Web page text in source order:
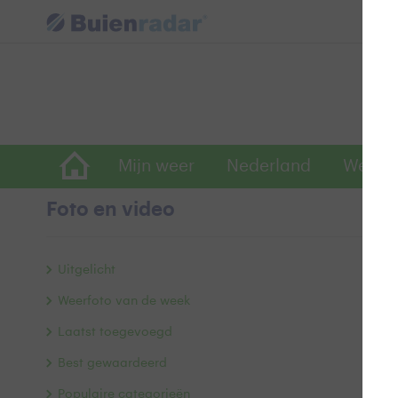
Mijn weer Nederland
Foto en video
Uitgelicht
Weerfoto van de week
Laatst toegevoegd
Best gewaardeerd
Populaire categorieën